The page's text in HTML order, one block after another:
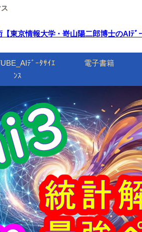
東京情報大学・嵜山陽二郎博士のAIﾃ
ﾃﾞｰﾀｻｲｴ
ﾝｽ
電子書籍